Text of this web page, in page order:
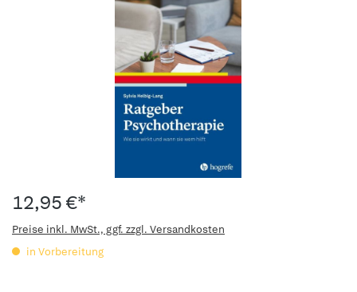
12,95 €*
Preise inkl. MwSt., ggf. zzgl. Versandkosten
in Vorbereitung